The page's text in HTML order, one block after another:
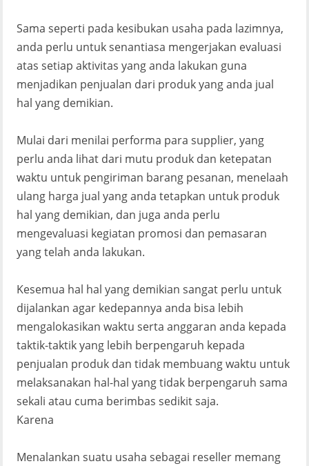
Sama seperti pada kesibukan usaha pada lazimnya,
anda perlu untuk senantiasa mengerjakan evaluasi
atas setiap aktivitas yang anda lakukan guna
menjadikan penjualan dari produk yang anda jual
hal yang demikian.
Mulai dari menilai performa para supplier, yang
perlu anda lihat dari mutu produk dan ketepatan
waktu untuk pengiriman barang pesanan, menelaah
ulang harga jual yang anda tetapkan untuk produk
hal yang demikian, dan juga anda perlu
mengevaluasi kegiatan promosi dan pemasaran
yang telah anda lakukan.
Kesemua hal hal yang demikian sangat perlu untuk
dijalankan agar kedepannya anda bisa lebih
mengalokasikan waktu serta anggaran anda kepada
taktik-taktik yang lebih berpengaruh kepada
penjualan produk dan tidak membuang waktu untuk
melaksanakan hal-hal yang tidak berpengaruh sama
sekali atau cuma berimbas sedikit saja.
Karena
Menalankan suatu usaha sebagai reseller memang